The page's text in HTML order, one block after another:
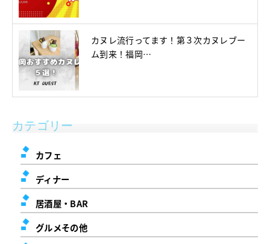
カヌレ流行ってます！第３次カヌレブー
ム到来！福岡…
カテゴリー
カフェ
ディナー
居酒屋・BAR
グルメその他